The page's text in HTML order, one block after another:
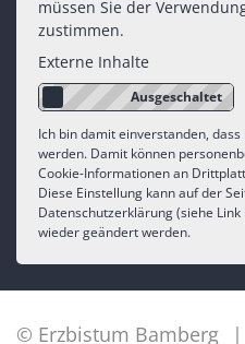
müssen Sie der
zustimmen.
Externe Inhalte
Ich bin damit einverstanden,
werden. Damit können
Cookie-Informationen an
Diese Einstellung kann auf der
Datenschutzerklärung (siehe
wieder geändert werden.
© Erzbistum Bamberg